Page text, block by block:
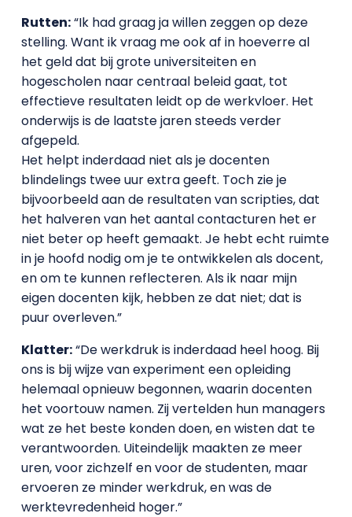
Rutten:“Ik had graag ja willen zeggen op deze
stelling. Want ik vraag me ook af in hoeverre al
het geld dat bij grote universiteiten en
hogescholen naar centraal beleid gaat, tot
effectieve resultaten leidt op de werkvloer. Het
onderwijs is de laatste jaren steeds verder
afgepeld.
Het helpt inderdaad niet als je docenten
blindelings twee uur extra geeft. Toch zie je
bijvoorbeeld aan de resultaten van scripties, dat
het halveren van het aantal contacturen het er
niet beter op heeft gemaakt. Je hebt echt ruimte
in je hoofd nodig om je te ontwikkelen als docent,
en om te kunnen reflecteren. Als ik naar mijn
eigen docenten kijk, hebben ze dat niet; dat is
puur overleven.”
Klatter:“De werkdruk is inderdaad heel hoog. Bij
ons is bij wijze van experiment een opleiding
helemaal opnieuw begonnen, waarin docenten
het voortouw namen. Zij vertelden hun managers
wat ze het beste konden doen, en wisten dat te
verantwoorden. Uiteindelijk maakten ze meer
uren, voor zichzelf en voor de studenten, maar
ervoeren ze minder werkdruk, en was de
werktevredenheid hoger.”